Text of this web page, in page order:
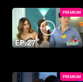
PREMIUM
PREMIUM